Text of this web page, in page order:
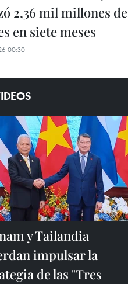
2,36 mil millones de
en siete meses
00:30
y Tailandia
impulsar la
de las "Tres